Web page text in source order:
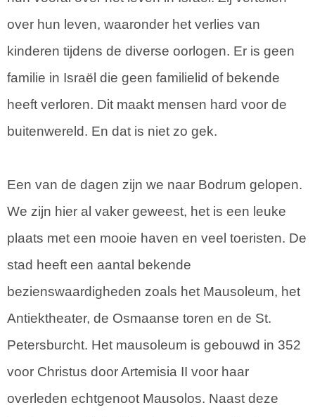
over hun leven, waaronder het verlies van
kinderen tijdens de diverse oorlogen. Er is geen
familie in Israël die geen familielid of bekende
heeft verloren. Dit maakt mensen hard voor de
buitenwereld. En dat is niet zo gek.
Een van de dagen zijn we naar Bodrum gelopen.
We zijn hier al vaker geweest, het is een leuke
plaats met een mooie haven en veel toeristen. De
stad heeft een aantal bekende
bezienswaardigheden zoals het Mausoleum, het
Antiektheater, de Osmaanse toren en de St.
Petersburcht. Het mausoleum is gebouwd in 352
voor Christus door Artemisia II voor haar
overleden echtgenoot Mausolos. Naast deze